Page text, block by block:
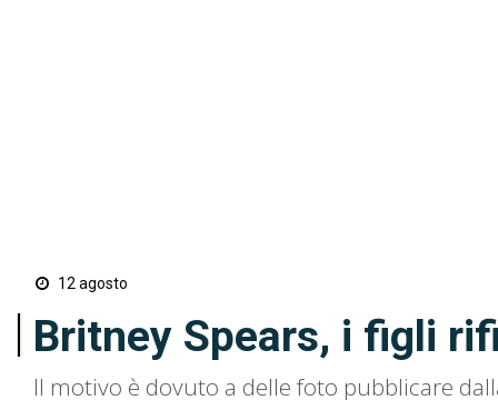
12 agosto
Britney Spears, i figli
Il motivo è dovuto a delle foto pubblicare